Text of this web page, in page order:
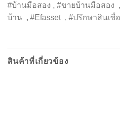
#บ้านมือสอง , #ขายบ้านมือสอง
บ้าน , #Efasset , #ปรึกษาสินเชื่อ
สินค้าที่เกี่ยวข้อง